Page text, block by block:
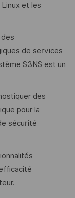
et les
des
de services
S3NS est un
des
pour la
sécurité